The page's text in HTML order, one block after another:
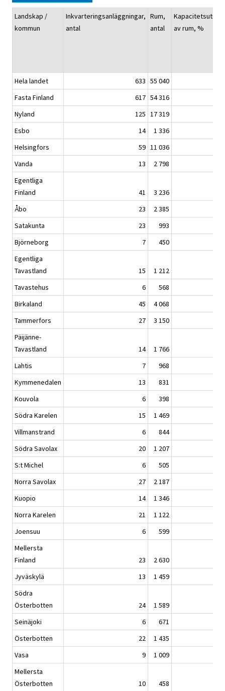
Landskap /
kommun
Inkvarteringsanläggningar,
antal
Rum,
antal
av rum, %
Hela landet 633 55 040
Fasta Finland
617 54 316
Nyland
125 17 319
Esbo
14
1 336
Helsingfors
59 11 036
Vanda
13
2 798
Egentliga
Finland
41
3 236
Åbo
23
2 385
Satakunta
23
993
Björneborg
7
450
Egentliga
Tavastland
15
1 212
Tavastehus
6
568
Birkaland
45
4 068
Tammerfors
27
3 150
Päijänne-
Tavastland
14
1 766
Lahtis
7
968
Kymmenedalen
13
831
Kouvola
6
398
Södra Karelen
15
1 469
Villmanstrand
6
844
Södra Savolax
20
1 207
S:t Michel
6
505
Norra Savolax
27
2 187
Kuopio
14
1 346
Norra Karelen
21
1 122
Joensuu
6
599
Mellersta
Finland
23
2 630
Jyväskylä
13
1 459
Södra
Österbotten
24
1 589
Seinäjoki
6
671
Österbotten
22
1 435
Vasa
9
1 009
Mellersta
Österbotten
10 458